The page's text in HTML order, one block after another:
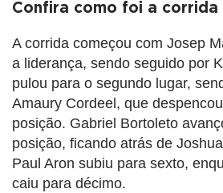
Confira como foi a corrida
A corrida começou com Josep
a liderança, sendo seguido por
pulou para o segundo lugar,
Amaury Cordeel, que
posição. Gabriel Bortoleto
posição, ficando atrás de
Paul Aron subiu para sexto,
caiu para décimo.